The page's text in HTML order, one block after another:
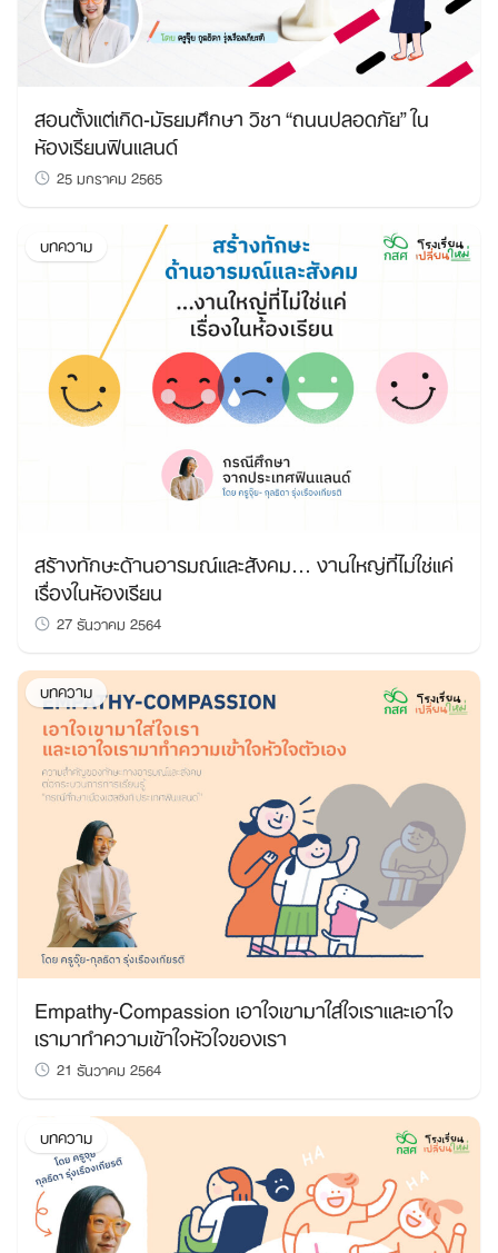
สอนตั้งแต่เกิด-มัธยมศึกษา วิชา “ถนนปลอดภัย” ใน
ห้องเรียนฟินแลนด์
25 มกราคม 2565
บทความ
สร้างทักษะด้านอารมณ์และสังคม… งานใหญ่ที่ไม่ใช่แค่
เรื่องในห้องเรียน
27 ธันวาคม 2564
บทความ
Empathy-Compassion เอาใจเขามาใส่ใจเราและเอาใจ
เรามาทำความเข้าใจหัวใจของเรา
21 ธันวาคม 2564
บทความ